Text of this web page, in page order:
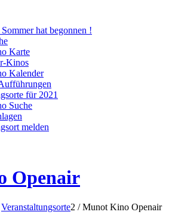
hat begonnen !
Karte
Kinos
Kalender
für 2021
Suche
melden
Openair
Veranstaltungsorte2 / Munot Kino Openair